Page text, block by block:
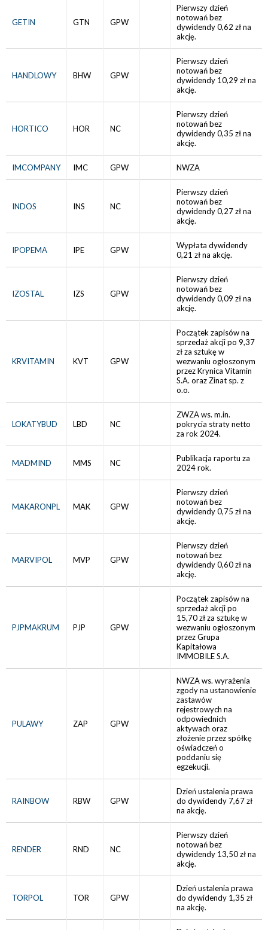
GETIN GTN GPW
Pierwszy dzień
notowań bez
dywidendy 0,62 zł na
akcję.
HANDLOWY BHW GPW
Pierwszy dzień
notowań bez
dywidendy 10,29 zł na
akcję.
HORTICO HOR NC
Pierwszy dzień
notowań bez
dywidendy 0,35 zł na
akcję.
IMCOMPANY IMC GPW NWZA
INDOS INS NC
Pierwszy dzień
notowań bez
dywidendy 0,27 zł na
akcję.
IPOPEMA IPE GPW
Wypłata dywidendy
0,21 zł na akcję.
IZOSTAL IZS GPW
Pierwszy dzień
notowań bez
dywidendy 0,09 zł na
akcję.
KRVITAMIN KVT GPW
Początek zapisów na
sprzedaż akcji po 9,37
zł za sztukę w
wezwaniu ogłoszonym
przez Krynica Vitamin
S.A. oraz Zinat sp. z
o.o.
LOKATYBUD LBD NC
ZWZA ws. m.in.
pokrycia straty netto
za rok 2024.
MADMIND MMS NC
Publikacja raportu za
2024 rok.
MAKARONPL MAK GPW
Pierwszy dzień
notowań bez
dywidendy 0,75 zł na
akcję.
MARVIPOL MVP GPW
Pierwszy dzień
notowań bez
dywidendy 0,60 zł na
akcję.
PJPMAKRUM PJP GPW
Początek zapisów na
sprzedaż akcji po
15,70 zł za sztukę w
wezwaniu ogłoszonym
przez Grupa
Kapitałowa
IMMOBILE S.A.
PULAWY ZAP GPW
NWZA ws. wyrażenia
zgody na ustanowienie
zastawów
rejestrowych na
odpowiednich
aktywach oraz
złożenie przez spółkę
oświadczeń o
poddaniu się
egzekucji.
RAINBOW RBW GPW
Dzień ustalenia prawa
do dywidendy 7,67 zł
na akcję.
RENDER RND NC
Pierwszy dzień
notowań bez
dywidendy 13,50 zł na
akcję.
TORPOL TOR GPW
Dzień ustalenia prawa
do dywidendy 1,35 zł
na akcję.